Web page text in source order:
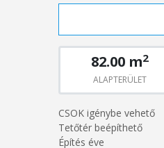
82.00 m2
ALAPTERÜLET
CSOK igénybe vehető
Tetőtér beépíthető
Építés éve